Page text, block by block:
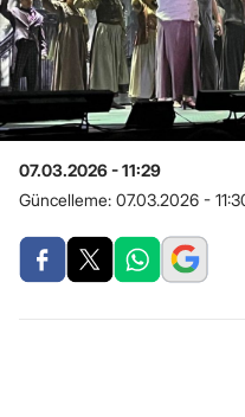
07.03.2026 - 11:29
Güncelleme: 07.03.2026 -